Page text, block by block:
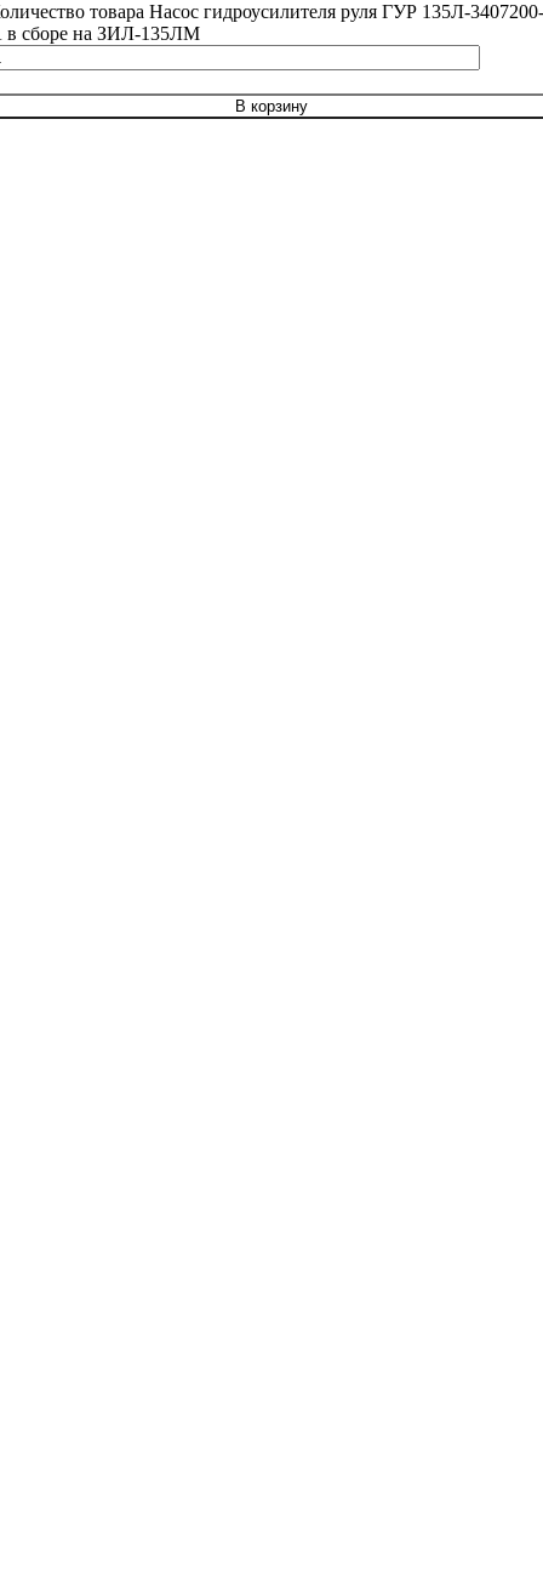
товара Насос гидроусилителя руля ГУР 135Л-
в сборе на ЗИЛ-135ЛМ
В корзину